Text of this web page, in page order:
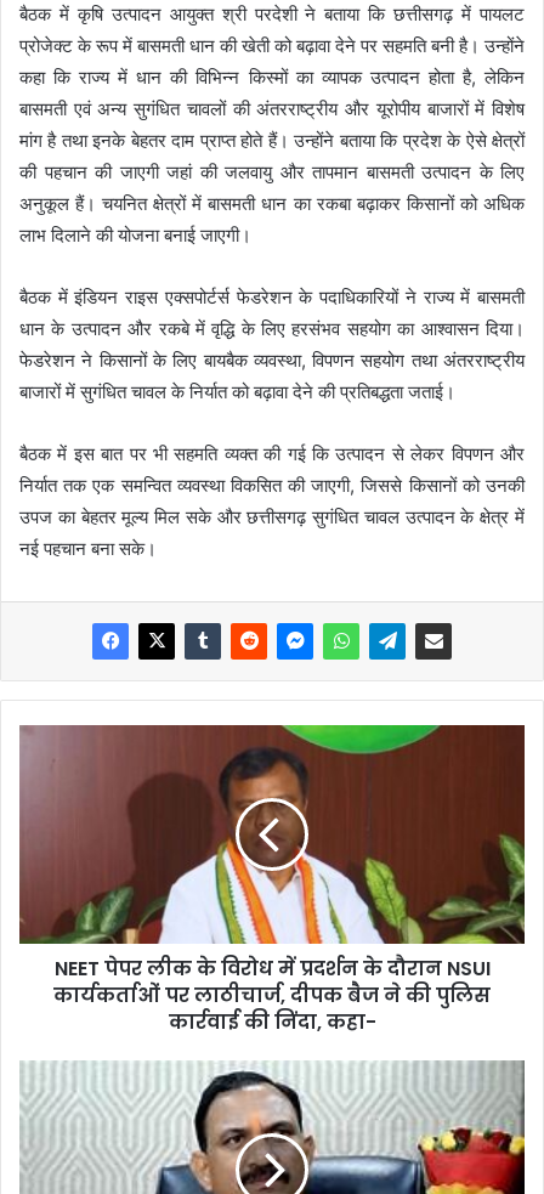
बैठक में कृषि उत्पादन आयुक्त श्री परदेशी ने बताया कि छत्तीसगढ़ में पायलट
प्रोजेक्ट के रूप में बासमती धान की खेती को बढ़ावा देने पर सहमति बनी है। उन्होंने
कहा कि राज्य में धान की विभिन्न किस्मों का व्यापक उत्पादन होता है, लेकिन
बासमती एवं अन्य सुगंधित चावलों की अंतरराष्ट्रीय और यूरोपीय बाजारों में विशेष
मांग है तथा इनके बेहतर दाम प्राप्त होते हैं। उन्होंने बताया कि प्रदेश के ऐसे क्षेत्रों
की पहचान की जाएगी जहां की जलवायु और तापमान बासमती उत्पादन के लिए
अनुकूल हैं। चयनित क्षेत्रों में बासमती धान का रकबा बढ़ाकर किसानों को अधिक
लाभ दिलाने की योजना बनाई जाएगी।
बैठक में इंडियन राइस एक्सपोर्टर्स फेडरेशन के पदाधिकारियों ने राज्य में बासमती
धान के उत्पादन और रकबे में वृद्धि के लिए हरसंभव सहयोग का आश्वासन दिया।
फेडरेशन ने किसानों के लिए बायबैक व्यवस्था, विपणन सहयोग तथा अंतरराष्ट्रीय
बाजारों में सुगंधित चावल के निर्यात को बढ़ावा देने की प्रतिबद्धता जताई।
बैठक में इस बात पर भी सहमति व्यक्त की गई कि उत्पादन से लेकर विपणन और
निर्यात तक एक समन्वित व्यवस्था विकसित की जाएगी, जिससे किसानों को उनकी
उपज का बेहतर मूल्य मिल सके और छत्तीसगढ़ सुगंधित चावल उत्पादन के क्षेत्र में
नई पहचान बना सके।
NEET पेपर लीक के विरोध में प्रदर्शन के दौरान NSUI
कार्यकर्ताओं पर लाठीचार्ज, दीपक बैज ने की पुलिस
कार्रवाई की निंदा, कहा-